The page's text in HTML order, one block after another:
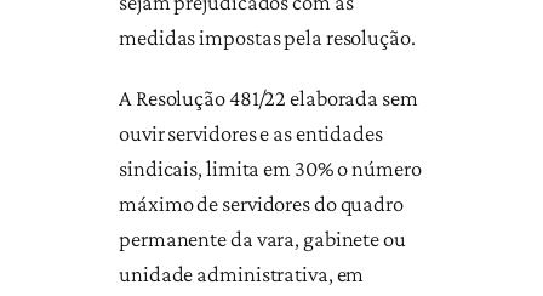
medidas impostas pela resolução.
A Resolução 481/22 elaborada sem
ouvir servidores e as entidades
sindicais, limita em 30% o número
máximo de servidores do quadro
permanente da vara, gabinete ou
unidade administrativa, em